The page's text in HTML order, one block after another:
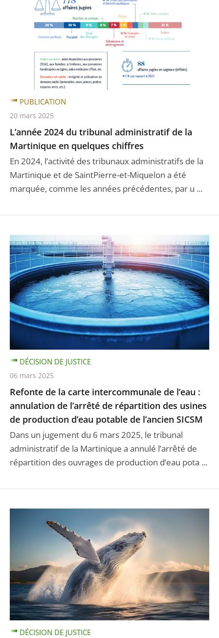
L’année 2024 du tribunal administratif de la
Martinique en quelques chiffres
En 2024, l’activité des tribunaux administratifs de la
Martinique et de SaintPierre-et-Miquelon a été
marquée, comme les années précédentes, par u ...
PUBLICATION
20 mars 2025
Refonte de la carte intercommunale de l’eau :
annulation de l’arrêté de répartition des usines
de production d’eau potable de l’ancien SICSM
Dans un jugement du 6 mars 2025, le tribunal
administratif de la Martinique a annulé l’arrêté de
répartition des ouvrages de production d’eau pota ...
DÉCISION DE JUSTICE
06 mars 2025
DÉCISION DE JUSTICE